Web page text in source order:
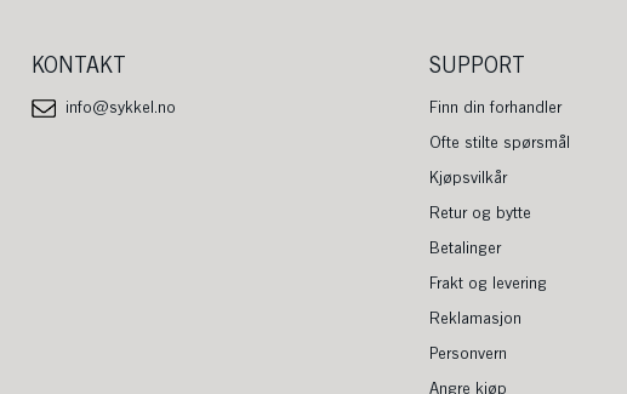
KONTAKT
info@sykkel.no
SUPPORT
Finn din forhandler
Ofte stilte spørsmål
Kjøpsvilkår
Retur og bytte
Betalinger
Frakt og levering
Reklamasjon
Personvern
Angre kjøp